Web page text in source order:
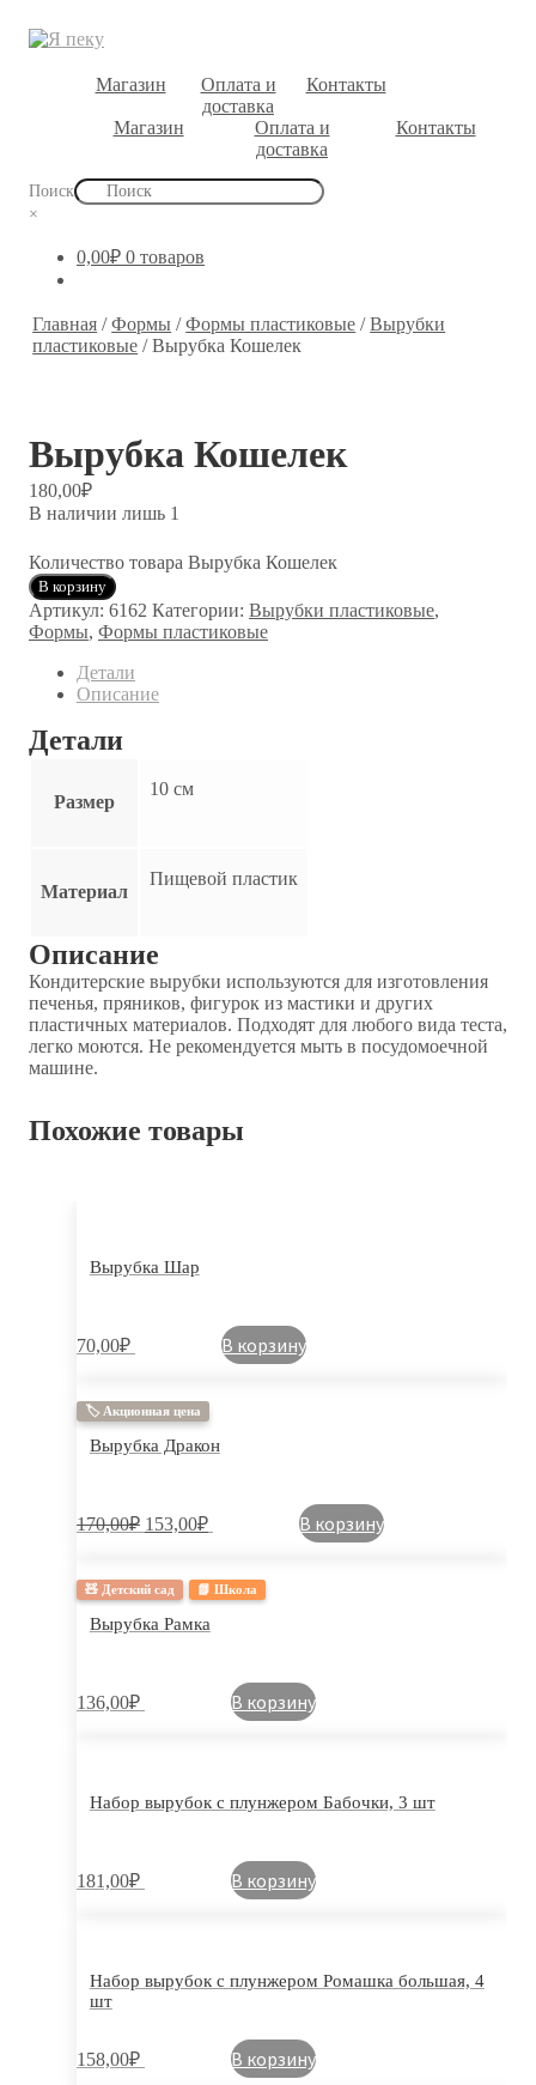
Магазин
Оплата и
доставка
Контакты
Магазин
Оплата и
доставка
Контакты
Поиск
×
0,00₽ 0 товаров
Главная /Формы /Формы пластиковые /Вырубки
пластиковые /Вырубка Кошелек
Вырубка Кошелек
180,00₽
В наличии лишь 1
Количество товара Вырубка Кошелек
В корзину
Артикул: 6162 Категории: Вырубки пластиковые,
Формы, Формы пластиковые
Детали
Описание
Детали
Размер
10 см
Материал
Пищевой пластик
Описание
Кондитерские вырубки используются для изготовления
печенья, пряников, фигурок из мастики и других
пластичных материалов. Подходят для любого вида теста,
легко моются. Не рекомендуется мыть в посудомоечной
машине.
Похожие товары
Вырубка Шар
70,00₽ В корзину
🏷 Акционная цена
Вырубка Дракон
170,00₽ 153,00₽ В корзину
🧸 Детский сад 📗 Школа
Вырубка Рамка
136,00₽ В корзину
Набор вырубок с плунжером Бабочки, 3 шт
181,00₽ В корзину
Набор вырубок с плунжером Ромашка большая, 4
шт
158,00₽ В корзину